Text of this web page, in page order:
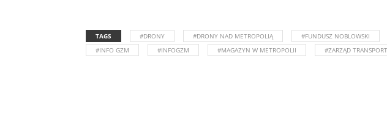
TAGS #DRONY #DRONY NAD METROPOLIĄ #FUNDUSZ NOBLOWSKI
#INFO GZM
#INFOGZM #MAGAZYN W METROPOLII #ZARZĄD